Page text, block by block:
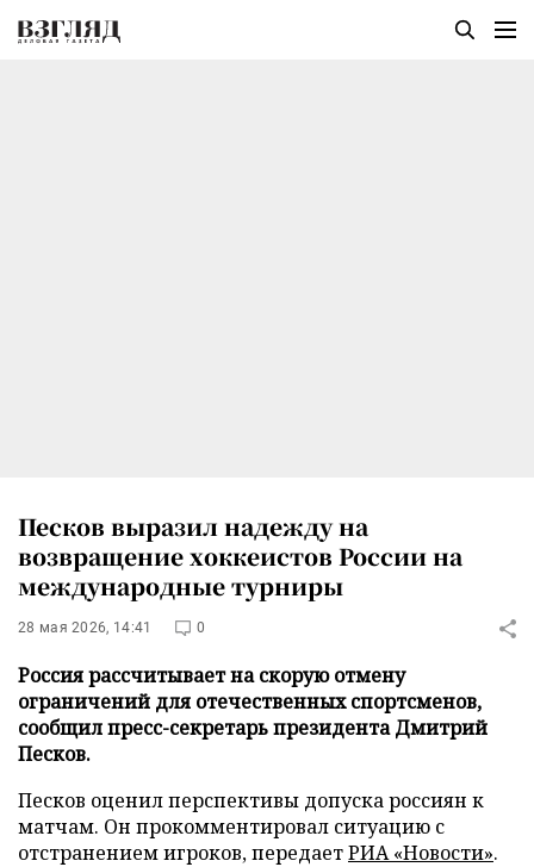
Песков выразил надежду на
возвращение хоккеистов России на
международные турниры
28 мая 2026, 14:41 0
Россия рассчитывает на скорую отмену
ограничений для отечественных спортсменов,
сообщил пресс-секретарь президента Дмитрий
Песков.
Песков оценил перспективы допуска россиян к
матчам. Он прокомментировал ситуацию с
отстранением игроков, передаетРИА «Новости».